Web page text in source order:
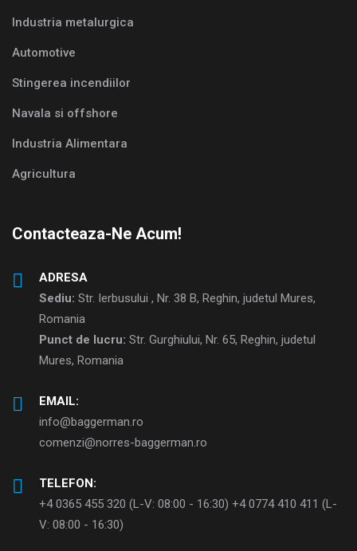
Industria metalurgica
Automotive
Stingerea incendiilor
Navala si offshore
Industria Alimentara
Agricultura
Contacteaza-Ne Acum!
ADRESA
Sediu: Str. Ierbusului , Nr. 38 B, Reghin, judetul Mures,
Romania
Punct de lucru: Str. Gurghiului, Nr. 65, Reghin, judetul
Mures, Romania
EMAIL:
info@baggerman.ro
comenzi@norres-baggerman.ro
TELEFON:
+4 0365 455 320 (L-V: 08:00 - 16:30) +4 0774 410 411 (L-
V: 08:00 - 16:30)